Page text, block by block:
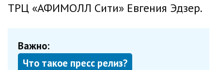
ТРЦ «АФИМОЛЛ Сити» Евгения Эдзер.
Важно:
Что такое пресс релиз?